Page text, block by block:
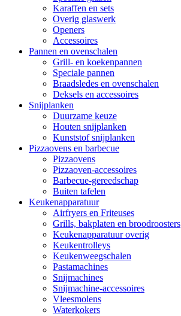
Karaffen en sets
Overig glaswerk
Openers
Accessoires
Pannen en ovenschalen
Grill- en koekenpannen
Speciale pannen
Braadsledes en ovenschalen
Deksels en accessoires
Snijplanken
Duurzame keuze
Houten snijplanken
Kunststof snijplanken
Pizzaovens en barbecue
Pizzaovens
Pizzaoven-accessoires
Barbecue-gereedschap
Buiten tafelen
Keukenapparatuur
Airfryers en Friteuses
Grills, bakplaten en broodroosters
Keukenapparatuur overig
Keukentrolleys
Keukenweegschalen
Pastamachines
Snijmachines
Snijmachine-accessoires
Vleesmolens
Waterkokers